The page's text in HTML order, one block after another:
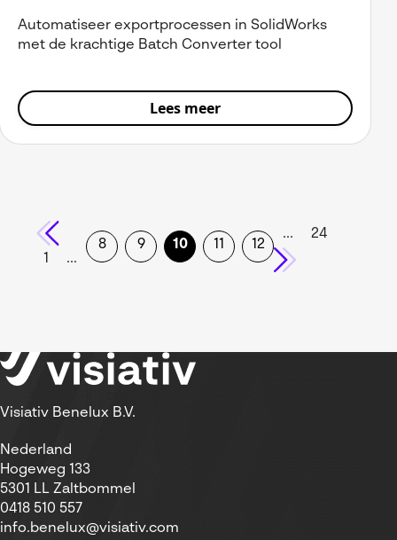
Automatiseer exportprocessen in SolidWorks
met de krachtige Batch Converter tool
Lees meer
1 ...
8 9 10 11 12
... 24
Visiativ Benelux B.V.
Nederland
Hogeweg 133
5301 LL Zaltbommel
0418 510 557
info.benelux@visiativ.com